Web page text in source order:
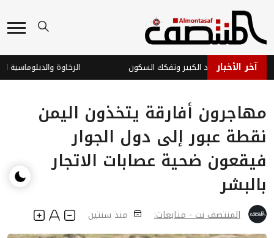
آخر الأخبار
التصعيد الكبير وتفكك السكون الرخاوة والدبلوماسية
مهاجرون أفارقة يتخذون اليمن
نقطة عبور إلى دول الجوار
فيقعون ضحية عصابات الاتجار
بالبشر
المنتصف نت - متابعات: منذ سنتين